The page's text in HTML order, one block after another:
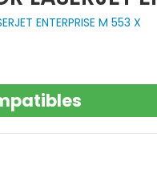
ENTERPRISE M 553 X